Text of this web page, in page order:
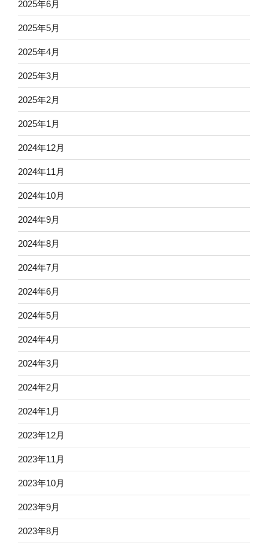
2025年6月
2025年5月
2025年4月
2025年3月
2025年2月
2025年1月
2024年12月
2024年11月
2024年10月
2024年9月
2024年8月
2024年7月
2024年6月
2024年5月
2024年4月
2024年3月
2024年2月
2024年1月
2023年12月
2023年11月
2023年10月
2023年9月
2023年8月